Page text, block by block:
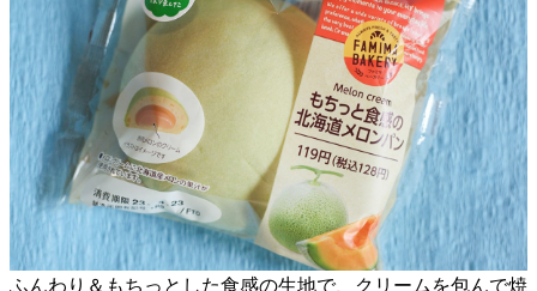
ふんわり＆もちっとした食感の生地で、クリームを包んで焼